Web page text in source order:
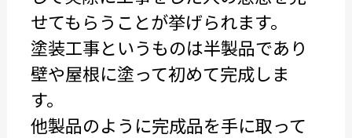
せてもらうことが挙げられます。
塗装工事というものは半製品であり
壁や屋根に塗って初めて完成しま
す。
他製品のように完成品を手に取って